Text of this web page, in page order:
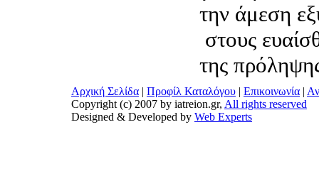
την άμεση
στους
της
Αρχική Σελίδα | Προφίλ Καταλόγου | Επικοινωνία |
Copyright (c) 2007 by iatreion.gr, All rights reserved
Designed & Developed by Web Experts